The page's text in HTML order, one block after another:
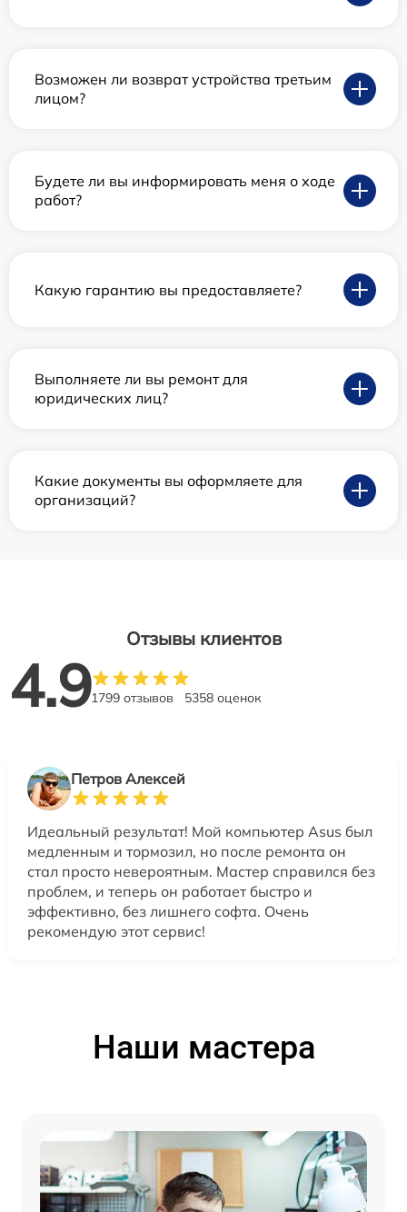
Возможен ли возврат устройства третьим
лицом?
Будете ли вы информировать меня о ходе
работ?
Какую гарантию вы предоставляете?
Выполняете ли вы ремонт для
юридических лиц?
Какие документы вы оформляете для
организаций?
Отзывы клиентов
4.91799 отзывов 5358 оценок
Петров Алексей
Идеальный результат! Мой компьютер Asus был
медленным и тормозил, но после ремонта он
стал просто невероятным. Мастер справился без
проблем, и теперь он работает быстро и
эффективно, без лишнего софта. Очень
рекомендую этот сервис!
Наши мастера